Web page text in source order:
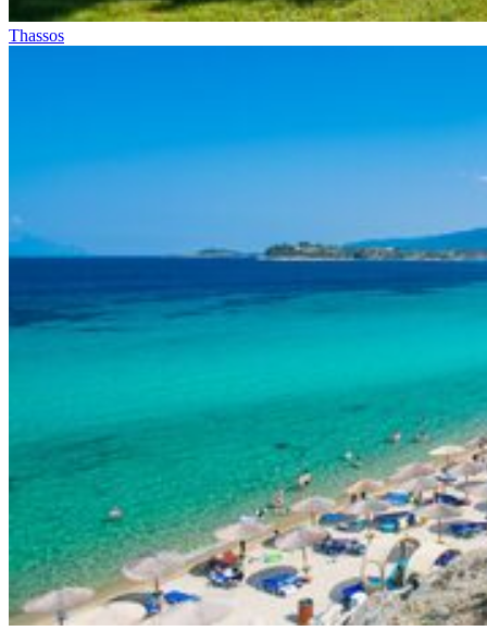
Thassos